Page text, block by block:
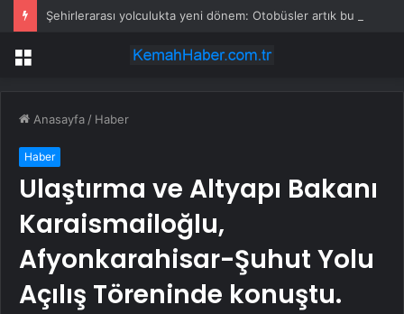
Menü
Anasayfa / Haber
Haber
Ulaştırma ve Altyapı Bakanı
Karaismailoğlu,
Afyonkarahisar-Şuhut Yolu
Açılış Töreninde konuştu.